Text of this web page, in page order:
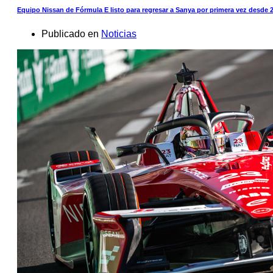
Equipo Nissan de Fórmula E listo para regresar a Sanya por primera vez desde
Publicado en Noticias